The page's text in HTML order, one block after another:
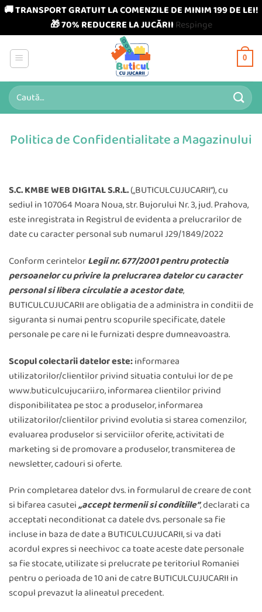
🚚 TRANSPORT GRATUIT LA COMENZILE DE MINIM 199 DE LEI!
🎁 70% REDUCERE LA JUCĂRII Respinge
content
0
Caută
după:
Politica de Confidentialitate a Magazinului
S.C. KMBE WEB DIGITALS.R.L.(„BUTICULCUJUCARII”), cu
sediul in 107064 Moara Noua, str. Bujorului Nr. 3, jud. Prahova,
este inregistrata in Registrul de evidenta a prelucrarilor de
date cu caracter personal sub numarul J29/1849/2022
Conform cerintelorLegii nr. 677/2001 pentru protectia
persoanelor cu privire la prelucrarea datelor cu caracter
personal si libera circulatie a acestor date,
BUTICULCUJUCARII are obligatia de a administra in conditii de
siguranta si numai pentru scopurile specificate, datele
personale pe care ni le furnizati despre dumneavoastra.
Scopul colectarii datelor este:informarea
utilizatorilor/clientilor privind situatia contului lor de pe
www.buticulcujucarii.ro, informarea clientilor privind
disponibilitatea pe stoc a produselor, informarea
utilizatorilor/clientilor privind evolutia si starea comenzilor,
evaluarea produselor si serviciilor oferite, activitati de
marketing si de promovare a produselor, transmiterea de
newsletter, cadouri si oferte.
Prin completarea datelor dvs. in formularul de creare de cont
si bifarea casutei„accept termenii si conditiile”, declarati ca
acceptati neconditionat ca datele dvs. personale sa fie
incluse in baza de date a BUTICULCUJUCARII, si va dati
acordul expres si neechivoc ca toate aceste date personale
sa fie stocate, utilizate si prelucrate pe teritoriul Romaniei
pentru o perioada de 10 ani de catre BUTICULCUJUCARII in
scopul prevazut la alineatul precedent.